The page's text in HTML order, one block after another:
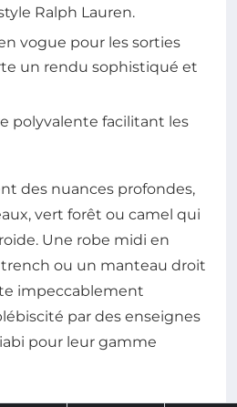
Ralph Lauren.
vogue pour les sorties
un rendu sophistiqué et
polyvalente facilitant les
des nuances profondes,
vert forêt ou camel qui
Une robe midi en
trench ou un manteau droit
impeccablement
par des enseignes
pour leur gamme